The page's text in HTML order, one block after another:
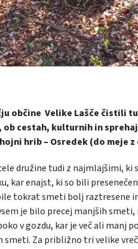
občine Velike Lašče čistili
cestah, kulturnih in
hrib – Osredek (do meje
družine tudi z najmlajšimi,
kar enajst, ki so bili
tokrat smeti bolj raztresene
je bilo precej manjših
v gozdu, kar je več ali manj
Za približno tri velike